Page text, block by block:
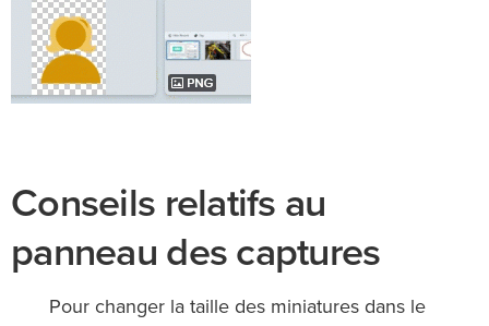
Conseils relatifs au
panneau des captures
Pour changer la taille des miniatures dans le